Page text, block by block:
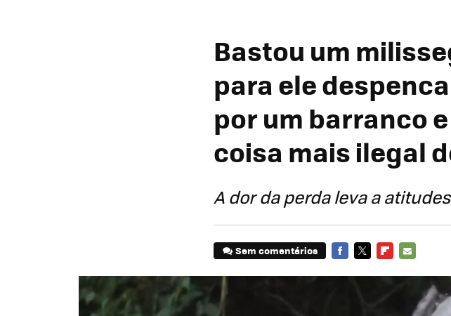
Bastou um
para ele
por um barranco
coisa mais ilegal
A dor da perda leva a
Sem comentários